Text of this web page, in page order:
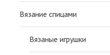
Вязание спицами
Вязаные игрушки